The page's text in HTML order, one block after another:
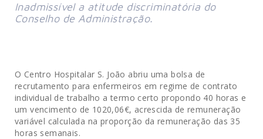
Inadmissível a atitude discriminatória do
Conselho de Administração.
O Centro Hospitalar S. João abriu uma bolsa de
recrutamento para enfermeiros em regime de contrato
individual de trabalho a termo certo propondo 40 horas e
um vencimento de 1020,06€, acrescida de remuneração
variável calculada na proporção da remuneração das 35
horas semanais.